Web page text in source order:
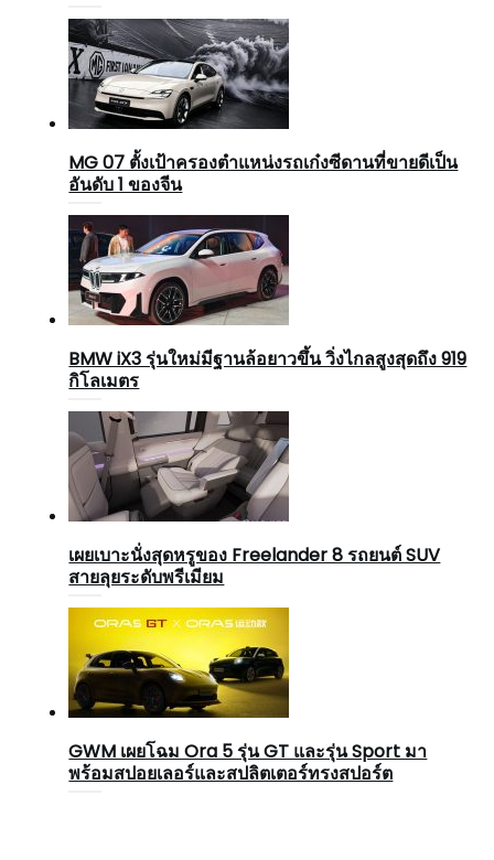
MG 07 ตั้งเป้าครองตำแหน่งรถเก๋งซีดานที่ขายดีเป็น
อันดับ 1 ของจีน
BMW iX3 รุ่นใหม่มีฐานล้อยาวขึ้น วิ่งไกลสูงสุดถึง 919
กิโลเมตร
เผยเบาะนั่งสุดหรูของ Freelander 8 รถยนต์ SUV
สายลุยระดับพรีเมียม
GWM เผยโฉม Ora 5 รุ่น GT และรุ่น Sport มา
พร้อมสปอยเลอร์และสปลิตเตอร์ทรงสปอร์ต